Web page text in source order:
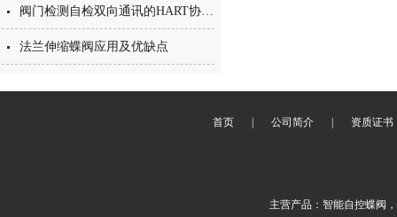
阀门检测自检双向通讯的HART协议是什么呢？
法兰伸缩蝶阀应用及优缺点
首页 公司简介 资质证书
主营产品：智能自控蝶阀